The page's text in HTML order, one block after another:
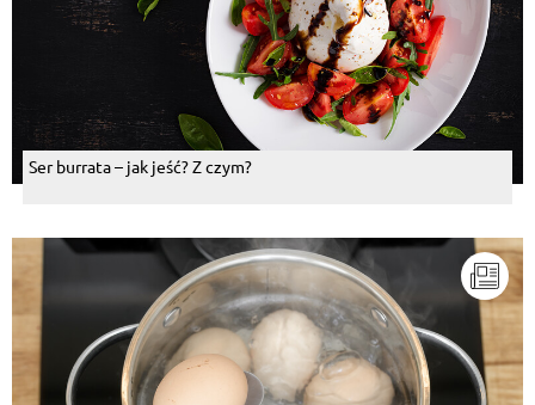
Ser burrata – jak jeść? Z czym?